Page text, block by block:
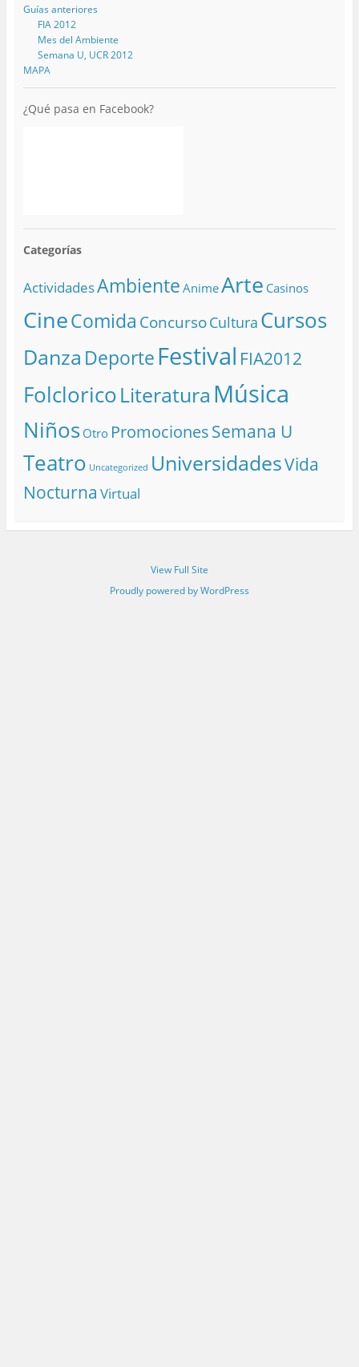
Guías anteriores
FIA 2012
Mes del Ambiente
Semana U, UCR 2012
MAPA
¿Qué pasa en Facebook?
Categorías
ActividadesAmbiente AnimeArte Casinos
CineComida ConcursoCultura Cursos
Danza DeporteFestival FIA2012
FolcloricoLiteratura Música
Niños Otro PromocionesSemana U
Teatro Uncategorized UniversidadesVida
Nocturna Virtual
View Full Site
Proudly powered by WordPress